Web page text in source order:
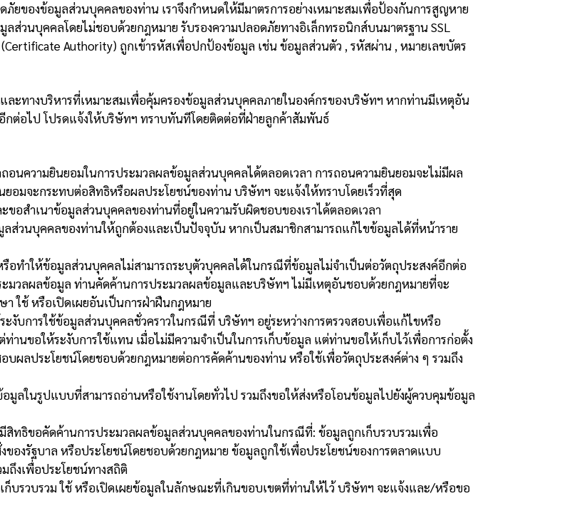
ยของข้อมูลส่วนบุคคลของท่าน เราจึงกำหนดให้มีมาตรการอย่างเหมาะสมเพื่อป้องกันการสูญหาย
ลส่วนบุคคลโดยไม่ชอบด้วยกฎหมาย รับรองความปลอดภัยทางอิเล็กทรอนิกส์บนมาตรฐาน SSL
Authority) ถูกเข้ารหัสเพื่อปกป้องข้อมูล เช่น ข้อมูลส่วนตัว , รหัสผ่าน , หมายเลขบัตร
ละทางบริหารที่เหมาะสมเพื่อคุ้มครองข้อมูลส่วนบุคคลภายในองค์กรของบริษัทฯ หากท่านมีเหตุอัน
ต่อไป โปรดแจ้งให้บริษัทฯ ทราบทันทีโดยติดต่อที่ฝ่ายลูกค้าสัมพันธ์
อนความยินยอมในการประมวลผลข้อมูลส่วนบุคคลได้ตลอดเวลา การถอนความยินยอมจะไม่มีผล
มจะกระทบต่อสิทธิหรือผลประโยชน์ของท่าน บริษัทฯ จะแจ้งให้ทราบโดยเร็วที่สุด
ขอสำเนาข้อมูลส่วนบุคคลของท่านที่อยู่ในความรับผิดชอบของเราได้ตลอดเวลา
ส่วนบุคคลของท่านให้ถูกต้องและเป็นปัจจุบัน หากเป็นสมาชิกสามารถแก้ไขข้อมูลได้ที่หน้าราย
อทำให้ข้อมูลส่วนบุคคลไม่สามารถระบุตัวบุคคลได้ในกรณีที่ข้อมูลไม่จำเป็นต่อวัตถุประสงค์อีกต่อ
มวลผลข้อมูล ท่านคัดค้านการประมวลผลข้อมูลและบริษัทฯ ไม่มีเหตุอันชอบด้วยกฎหมายที่จะ
ใช้ หรือเปิดเผยอันเป็นการฝ่าฝืนกฎหมาย
งับการใช้ข้อมูลส่วนบุคคลชั่วคราวในกรณีที่ บริษัทฯ อยู่ระหว่างการตรวจสอบเพื่อแก้ไขหรือ
นขอให้ระงับการใช้แทน เมื่อไม่มีความจำเป็นในการเก็บข้อมูล แต่ท่านขอให้เก็บไว้เพื่อการก่อตั้ง
บผลประโยชน์โดยชอบด้วยกฎหมายต่อการคัดค้านของท่าน หรือใช้เพื่อวัตถุประสงค์ต่าง ๆ รวมถึง
มูลในรูปแบบที่สามารถอ่านหรือใช้งานโดยทั่วไป รวมถึงขอให้ส่งหรือโอนข้อมูลไปยังผู้ควบคุมข้อมูล
สิทธิขอคัดค้านการประมวลผลข้อมูลส่วนบุคคลของท่านในกรณีที่: ข้อมูลถูกเก็บรวบรวมเพื่อ
องรัฐบาล หรือประโยชน์โดยชอบด้วยกฎหมาย ข้อมูลถูกใช้เพื่อประโยชน์ของการตลาดแบบ
ถึงเพื่อประโยชน์ทางสถิติ
ก็บรวบรวม ใช้ หรือเปิดเผยข้อมูลในลักษณะที่เกินขอบเขตที่ท่านให้ไว้ บริษัทฯ จะแจ้งและ/หรือขอ